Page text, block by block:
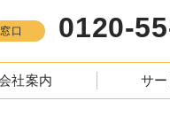
口 0120-
社案内 サ